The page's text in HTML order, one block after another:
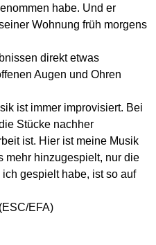
habe. Und er
Wohnung früh morgens
direkt etwas
Augen und Ohren
ist immer improvisiert. Bei
Stücke nachher
ist. Hier ist meine Musik
mehr hinzugespielt, nur die
ich gespielt habe, ist so auf
EFA)